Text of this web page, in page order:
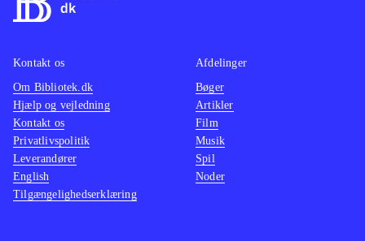
Kontakt os
Om Bibliotek.dk
Hjælp og vejledning
Kontakt os
Privatlivspolitik
Leverandører
English
Tilgængelighedserklæring
Afdelinger
Bøger
Artikler
Film
Musik
Spil
Noder